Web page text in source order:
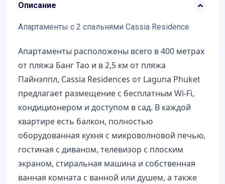
Описание
Апартаменты с 2 спальнями Cassia Residence
Апартаменты расположены всего в 400 метрах
от пляжа Банг Тао и в 2,5 км от пляжа
Пайнэппл, Cassia Residences от Laguna Phuket
предлагает размещение с бесплатным Wi-Fi,
кондиционером и доступом в сад. В каждой
квартире есть балкон, полностью
оборудованная кухня с микроволновой печью,
гостиная с диваном, телевизор с плоским
экраном, стиральная машина и собственная
ванная комната с ванной или душем, а также